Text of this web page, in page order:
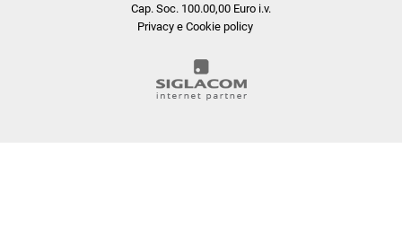
Cap. Soc. 100.00,00 Euro i.v.
Privacy e Cookie policy